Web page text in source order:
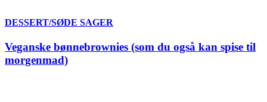
DESSERT/SØDE SAGER
Veganske bønnebrownies (som du også kan spise til
morgenmad)